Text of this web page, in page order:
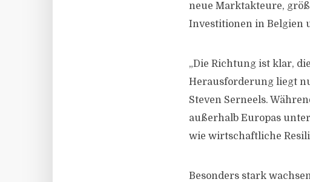
neue Marktakteure,
Investitionen in Belgien
„Die Richtung ist klar,
Herausforderung liegt
Steven Serneels.
außerhalb Europas
wie wirtschaftliche
Besonders stark